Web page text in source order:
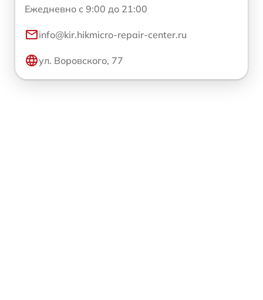
Ежедневно с 9:00 до 21:00
info@kir.hikmicro-repair-center.ru
ул. Воровского, 77